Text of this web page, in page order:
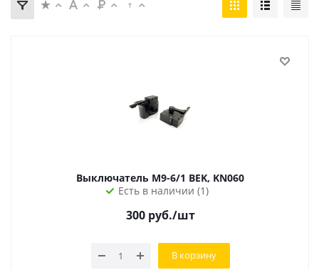
Выключатель M9-6/1 BEK, KN060
Есть в наличии (1)
300руб./шт
В корзину